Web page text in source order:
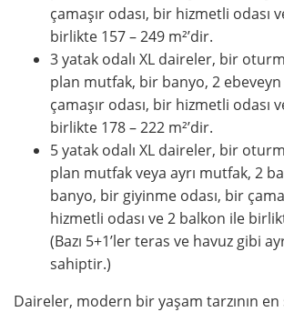
çamaşır odası, bir hizmetli odası
birlikte 157 – 249 m²’dir.
3 yatak odalı XL daireler, bir
plan mutfak, bir banyo, 2
çamaşır odası, bir hizmetli odası
birlikte 178 – 222 m²’dir.
5 yatak odalı XL daireler, bir
plan mutfak veya ayrı mutfak, 2
banyo, bir giyinme odası, bir
hizmetli odası ve 2 balkon ile
(Bazı 5+1’ler teras ve havuz gibi
sahiptir.)
Daireler, modern bir yaşam tarzının